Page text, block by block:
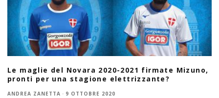
Le maglie del Novara 2020-2021 firmate Mizuno,
pronti per una stagione elettrizzante?
ANDREA ZANETTA · 9 OTTOBRE 2020